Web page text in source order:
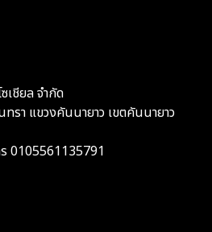
เชียล จำกัด
รา แขวงคันนายาว เขตคันนายาว
ร 0105561135791